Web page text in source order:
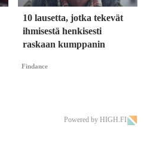
10 lausetta, jotka tekevät
ihmisestä henkisesti
raskaan kumppanin
Findance
Powered by HIGH.FI